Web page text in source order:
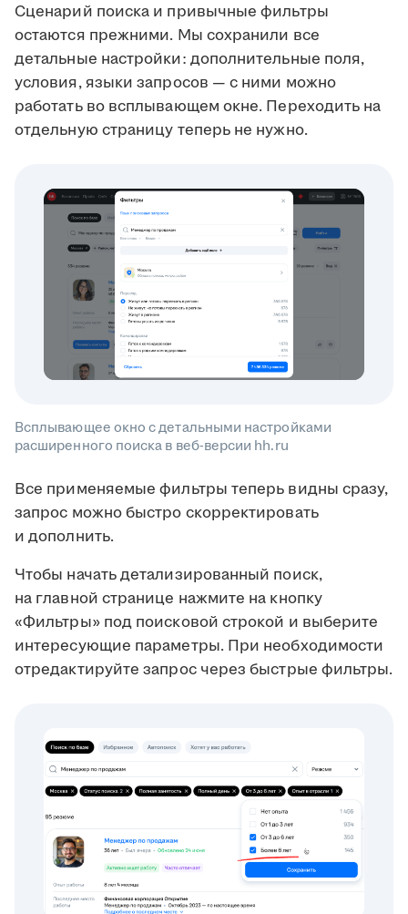
Сценарий поиска и привычные фильтры
остаются прежними. Мы сохранили все
детальные настройки: дополнительные поля,
условия, языки запросов — с ними можно
работать во всплывающем окне. Переходить на
отдельную страницу теперь не нужно.
Всплывающее окно с детальными настройками
расширенного поиска в веб-версии hh.ru
Все применяемые фильтры теперь видны сразу,
запрос можно быстро скорректировать
и дополнить.
Чтобы начать детализированный поиск,
на главной странице нажмите на кнопку
«Фильтры» под поисковой строкой и выберите
интересующие параметры. При необходимости
отредактируйте запрос через быстрые фильтры.